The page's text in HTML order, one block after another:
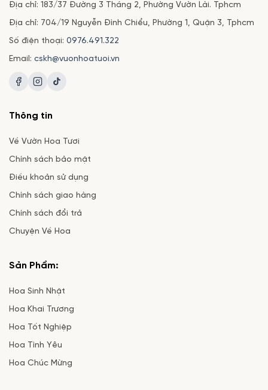
Địa chỉ: 183/37 Đường 3 Tháng 2, Phường Vườn Lài. Tphcm
Địa chỉ: 704/19 Nguyễn Đình Chiểu, Phường 1, Quận 3, Tphcm
Số điện thoại: 0976.491.322
Email: cskh@vuonhoatuoi.vn
Thông tin
Về Vườn Hoa Tươi
Chính sách bảo mật
Điều khoản sử dụng
Chính sách giao hàng
Chính sách đổi trả
Chuyện Về Hoa
Sản Phẩm:
Hoa Sinh Nhật
Hoa Khai Trương
Hoa Tốt Nghiệp
Hoa Tình Yêu
Hoa Chúc Mừng